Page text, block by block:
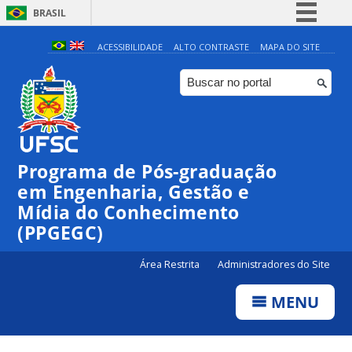
BRASIL
Simplifique!
Comunica BR
Participe
Canais
ACESSIBILIDADE ALTO CONTRASTE MAPA DO SITE
Programa de Pós-graduação
em Engenharia, Gestão e
Mídia do Conhecimento
(PPGEGC)
Área Restrita Administradores do Site
MENU